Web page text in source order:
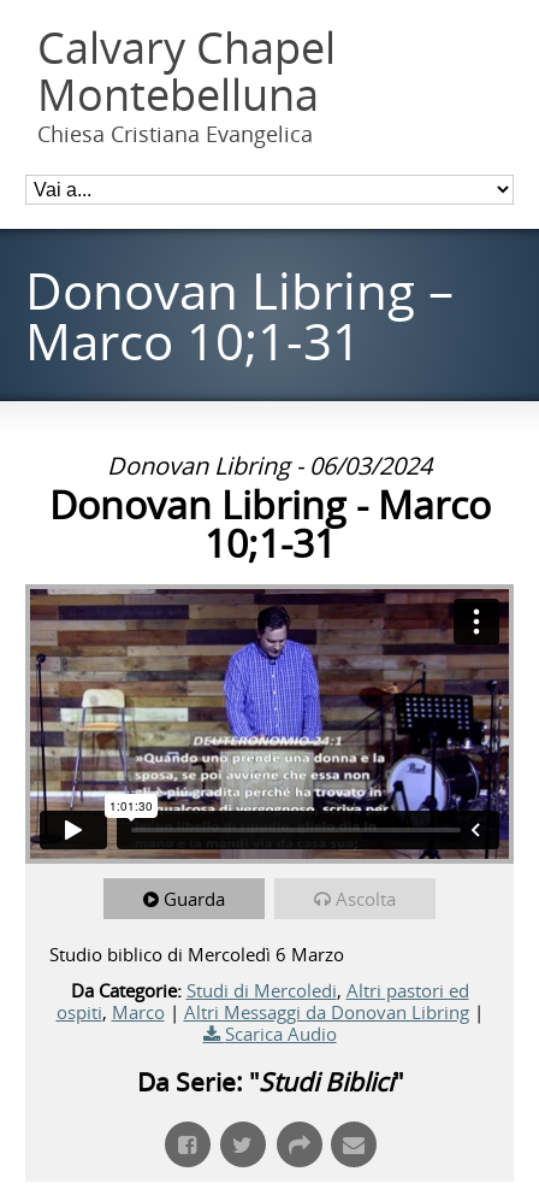
Calvary Chapel
Montebelluna
Chiesa Cristiana Evangelica
Donovan Libring –
Marco 10;1-31
Donovan Libring - 06/03/2024
Donovan Libring - Marco
10;1-31
Guarda Ascolta
Studio biblico di Mercoledì 6 Marzo
Da Categorie: Studi di Mercoledi, Altri pastori ed
ospiti, Marco| Altri Messaggi da Donovan Libring|
Scarica Audio
Da Serie: "Studi Biblici"